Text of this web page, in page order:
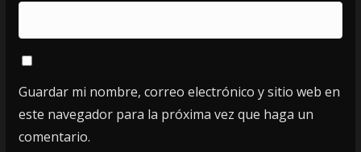
Guardar mi nombre, correo electrónico y sitio web en
este navegador para la próxima vez que haga un
comentario.